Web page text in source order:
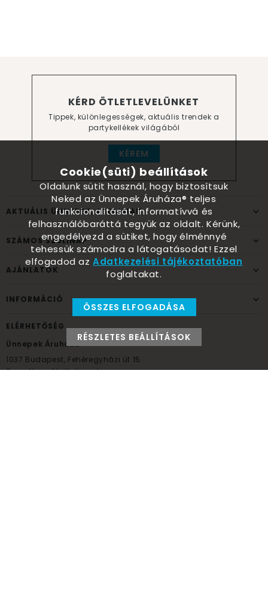
KÉRD ÖTLETLEVELÜNKET
Tippek, különlegességek, aktuális trendek a
partykellékek világából
KÉREM
AKTUÁLIS ÜNNEPEK, ALKALMAK
SZÁMOS SZÜLINAP
AJÁNLATOK
INFORMÁCIÓ
ELÉRHETŐSÉG
Ünnepek Áruháza
1037 Budapest, Fehéregyházi út 15.
Személyes átvételi pont
Cookie(süti) beállítások
Oldalunk sütit használ, hogy biztosítsuk
Neked az Ünnepek Áruháza® teljes
funkcionalitását, informatívvá és
felhasználóbaráttá tegyük az oldalt. Kérünk,
engedélyezd a sütiket, hogy élménnyé
tehessük számodra a látogatásodat! Ezzel
elfogadod azAdatkezelési tájékoztatóban
foglaltakat.
ÖSSZES ELFOGADÁSA
RÉSZLETES BEÁLLÍTÁSOK